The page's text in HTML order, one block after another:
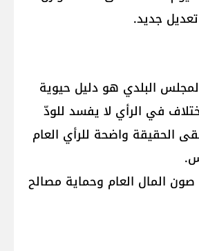
جديد.
البلدي هو دليل حيوية
في الرأي لا يفسد للودّ
الحقيقة واضحة للرأي العام
المال العام وحماية مصالح